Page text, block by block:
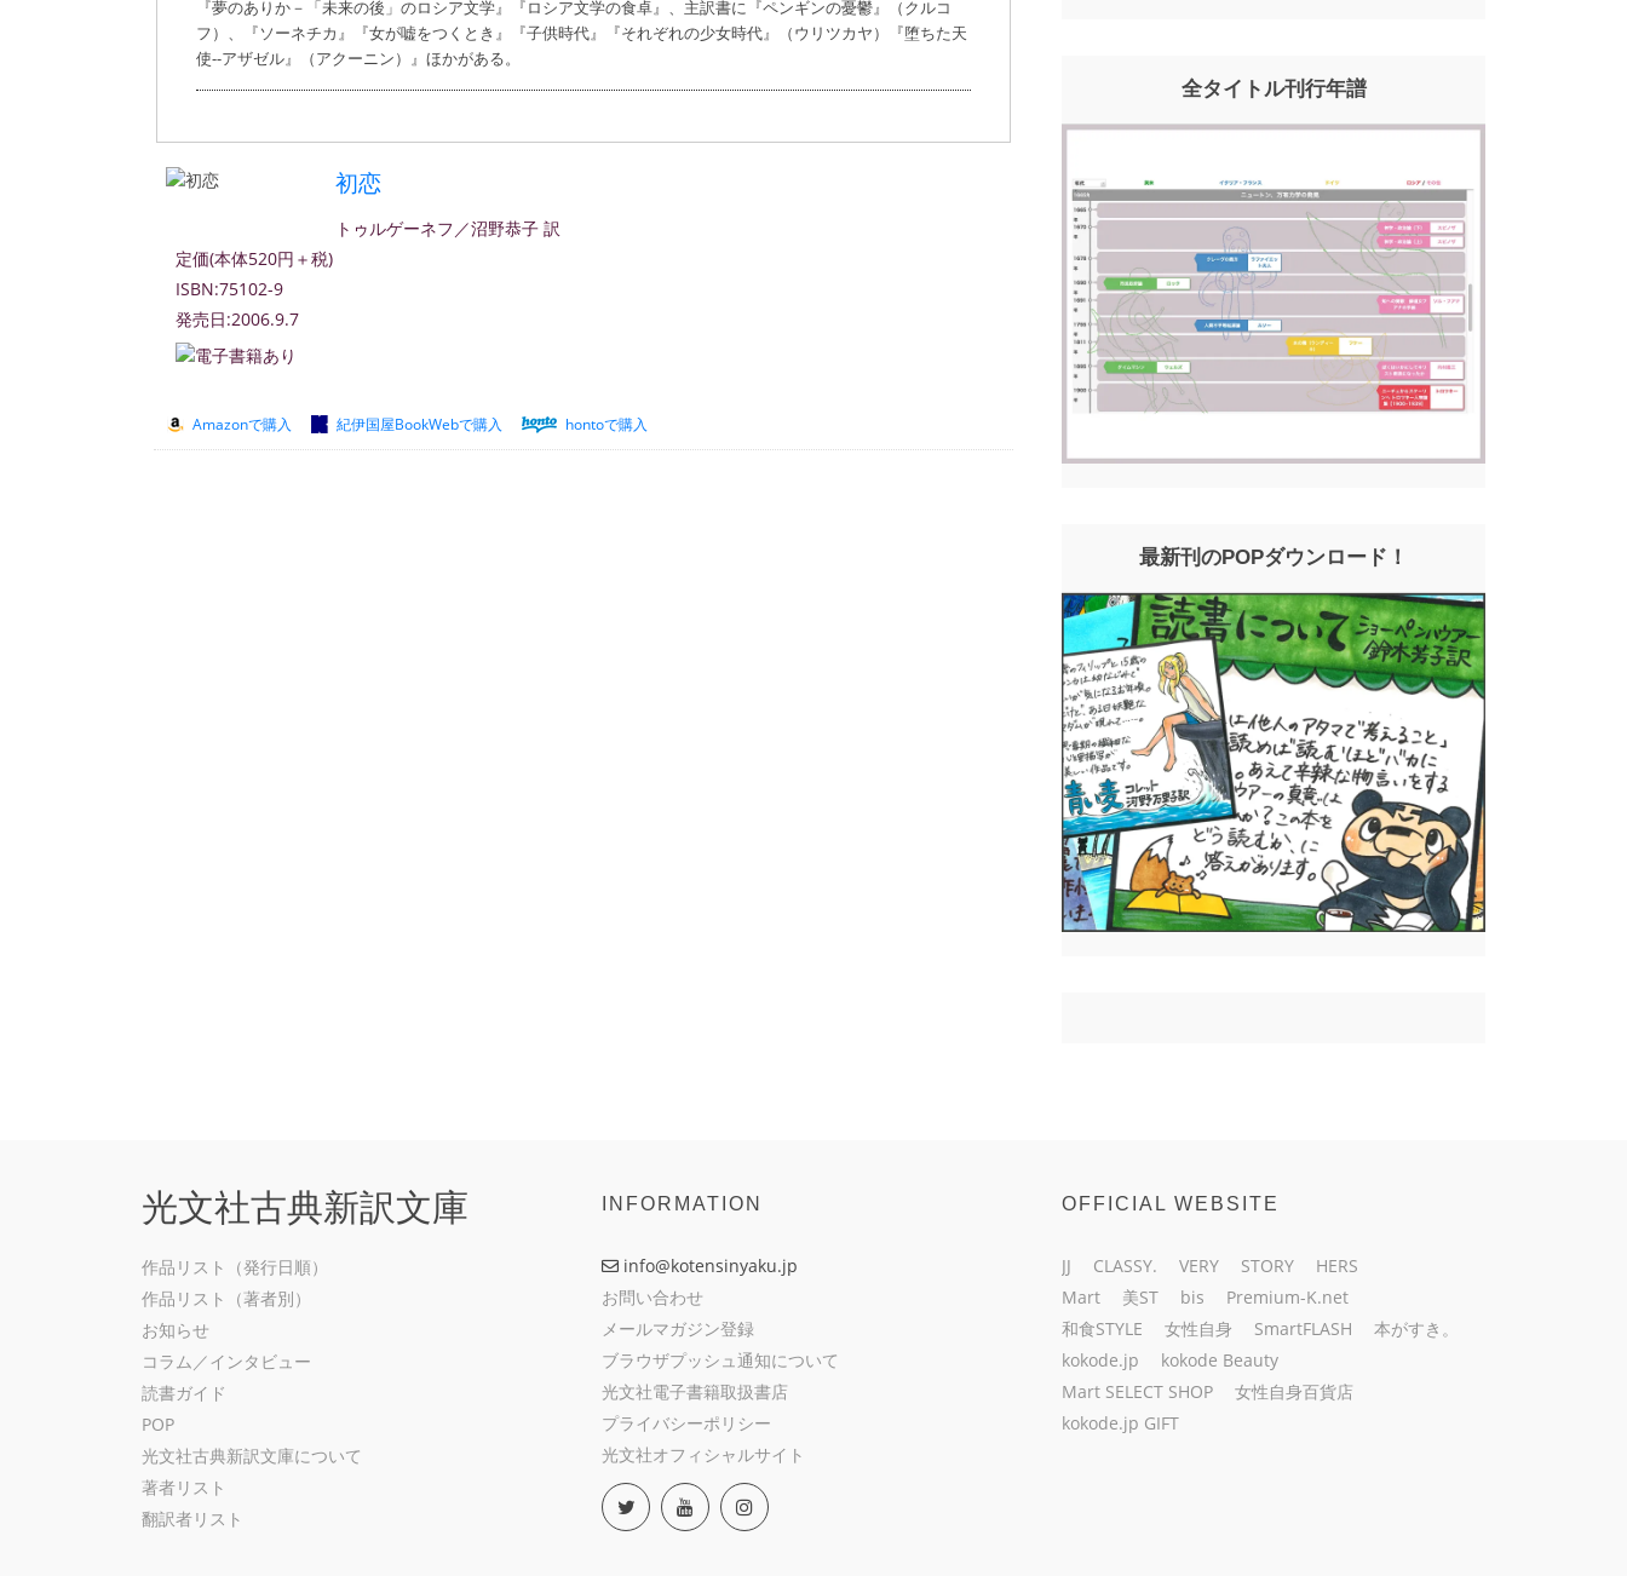
『夢のありか－「未来の後」のロシア文学』『ロシア文学の食卓』、主訳書に『ペンギンの憂鬱』（クルコ
フ）、『ソーネチカ』『女が嘘をつくとき』『子供時代』『それぞれの少女時代』（ウリツカヤ）『堕ちた天
使--アザゼル』（アクーニン）』ほかがある。
初恋
トゥルゲーネフ／沼野恭子 訳
定価(本体520円＋税)
ISBN:75102-9
発売日:2006.9.7
Amazonで購入 紀伊国屋BookWebで購入 hontoで購入
全タイトル刊行年譜
最新刊のPOPダウンロード！
光文社古典新訳文庫
作品リスト（発行日順）
作品リスト（著者別）
お知らせ
コラム／インタビュー
読書ガイド
POP
光文社古典新訳文庫について
著者リスト
翻訳者リスト
INFORMATION
info@kotensinyaku.jp
お問い合わせ
メールマガジン登録
ブラウザプッシュ通知について
光文社電子書籍取扱書店
プライバシーポリシー
光文社オフィシャルサイト
OFFICIAL WEBSITE
JJ CLASSY. VERY STORY
HERS
Mart
美ST bis
Premium-K.net
和食STYLE
女性自身 SmartFLASH
本がすき。
kokode.jp
kokode Beauty
Mart SELECT SHOP
女性自身百貨店
kokode.jp GIFT